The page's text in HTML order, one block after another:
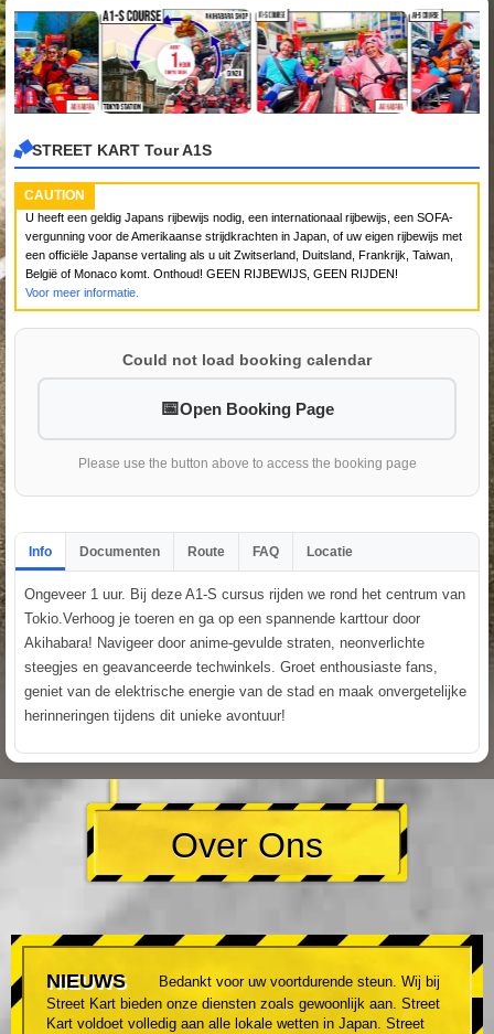
STREET KART Tour A1S
CAUTION
U heeft een geldig Japans rijbewijs nodig, een internationaal rijbewijs, een SOFA-
vergunning voor de Amerikaanse strijdkrachten in Japan, of uw eigen rijbewijs met
een officiële Japanse vertaling als u uit Zwitserland, Duitsland, Frankrijk, Taiwan,
België of Monaco komt. Onthoud! GEEN RIJBEWIJS, GEEN RIJDEN!
Voor meer informatie.
Could not load booking calendar
Open Booking Page
Please use the button above to access the booking page
Info Documenten Route FAQ Locatie
Ongeveer 1 uur. Bij deze A1-S cursus rijden we rond het centrum van
Tokio.Verhoog je toeren en ga op een spannende karttour door
Akihabara! Navigeer door anime-gevulde straten, neonverlichte
steegjes en geavanceerde techwinkels. Groet enthousiaste fans,
geniet van de elektrische energie van de stad en maak onvergetelijke
herinneringen tijdens dit unieke avontuur!
Over Ons
NIEUWS
Bedankt voor uw voortdurende steun. Wij bij
Street Kart bieden onze diensten zoals gewoonlijk aan. Street
Kart voldoet volledig aan alle lokale wetten in Japan. Street